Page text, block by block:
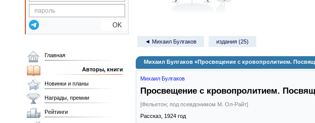
OK
◄ Михаил Булгаков издания (25)
Михаил Булгаков «Просвещение с кровопролитием.
Михаил Булгаков
Просвещение с кровопролитием.
[Фельетон; под псевдонимом М. Ол-Райт]
Рассказ, 1924 год
Главная
Авторы, книги
Новинки и планы
Награды, премии
Рейтинги